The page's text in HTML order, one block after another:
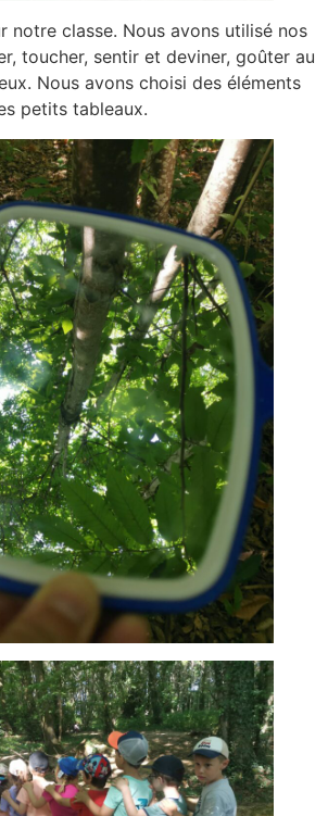
notre classe. Nous avons utilisé nos
toucher, sentir et deviner, goûter au
Nous avons choisi des éléments
petits tableaux.